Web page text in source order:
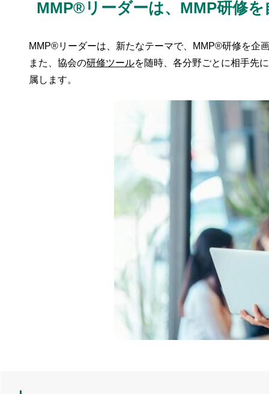
MMP®リーダーは、MMP研修
MMP®リーダーは、新たなテーマで、MMP®研修を企
また、協会の研修ツールを随時、各分野ごとに相手先
属します。